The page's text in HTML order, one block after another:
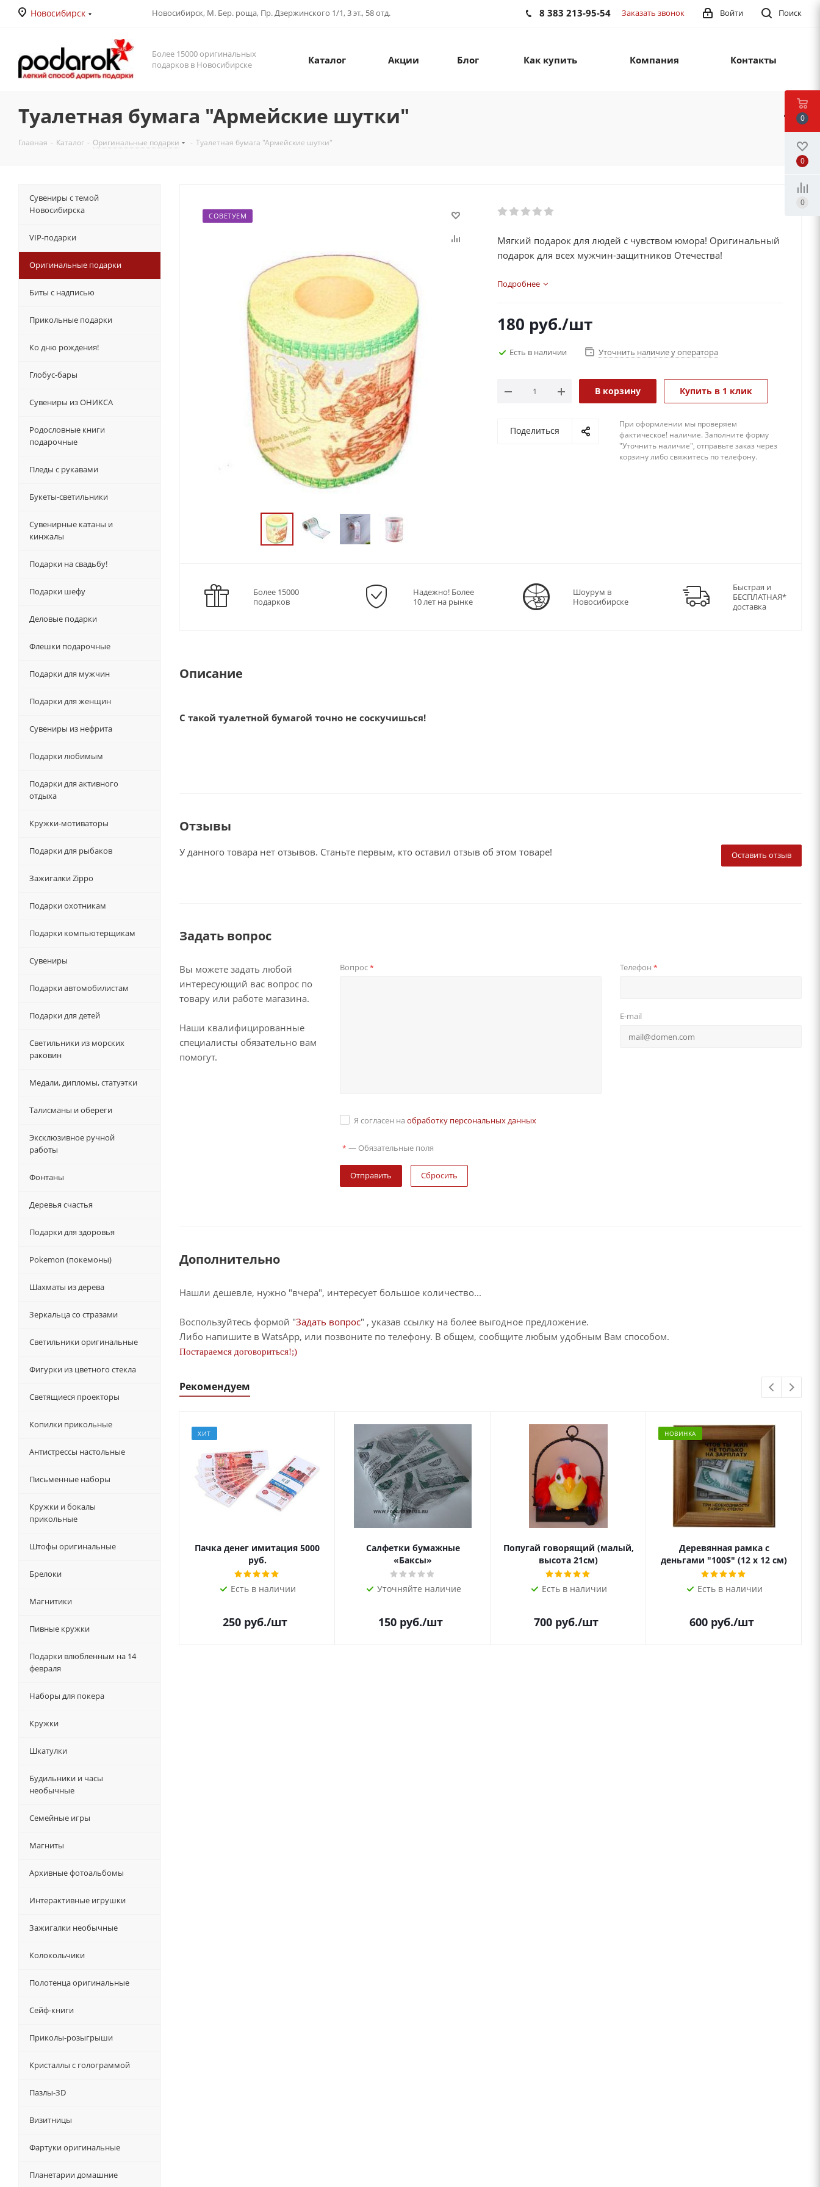
Новосибирск Новосибирск, М. Бер. роща, Пр. Дзержинского 1/1, 3 эт., 58 отд. Поиск
Войти
8 383 213-95-54 Заказать звонок
Более 15000 оригинальных
подарков в Новосибирске
Каталог Акции Блог Как купить Компания Контакты
Туалетная бумага "Армейские шутки"
Главная - Каталог - Оригинальные подарки - Туалетная бумага "Армейские шутки"
СОВЕТУЕМ
Мягкий подарок для людей с чувством юмора! Оригинальный
подарок для всех мужчин-защитников Отечества!
Подробнее
180 руб./шт
Есть в наличии Уточнить наличие у оператора
В корзину Купить в 1 клик
Поделиться
При оформлении мы проверяем
фактическое! наличие. 3аполните форму
"Уточнить наличие", отправьте заказ через
корзину либо свяжитесь по телефону.
Более 15000
подарков
Надежно! Более
10 лет на рынке
Шоурум в
Новосибирске
Быстрая и
БЕСПЛАТНАЯ*
доставка
Описание
С такой туалетной бумагой точно не соскучишься!
Отзывы
Оставить отзыв
У данного товара нет отзывов. Станьте первым, кто оставил отзыв об этом товаре!
Задать вопрос
Вы можете задать любой
интересующий вас вопрос по
товару или работе магазина.
Наши квалифицированные
специалисты обязательно вам
помогут.
Вопрос* Телефон *
E-mail
Я согласен на обработку персональных данных
* — Обязательные поля
Сбросить
Дополнительно
Нашли дешевле, нужно "вчера", интересует большое количество...
Воспользуйтесь формой "Задать вопрос" , указав ссылку на более выгодное предложение.
Либо напишите в WatsApp, или позвоните по телефону. В общем, сообщите любым удобным Вам способом.
Постараемся договориться!;)
Рекомендуем
ХИТ
Пачка денег имитация 5000
руб.
Есть в наличии
250 руб./шт
Салфетки бумажные
«Баксы»
Уточняйте наличие
150 руб./шт
Попугай говорящий (малый,
высота 21см)
Есть в наличии
700 руб./шт
НОВИНКА
Деревянная рамка с
деньгами "100$" (12 х 12 см)
Есть в наличии
600 руб./шт
Сувениры с темой
Новосибирска
VIP-подарки
Оригинальные подарки
Биты с надписью
Прикольные подарки
Ко дню рождения!
Глобус-бары
Сувениры из ОНИКСА
Родословные книги
подарочные
Пледы с рукавами
Букеты-светильники
Сувенирные катаны и
кинжалы
Подарки на свадьбу!
Подарки шефу
Деловые подарки
Флешки подарочные
Подарки для мужчин
Подарки для женщин
Сувениры из нефрита
Подарки любимым
Подарки для активного
отдыха
Кружки-мотиваторы
Подарки для рыбаков
Зажигалки Zippo
Подарки охотникам
Подарки компьютерщикам
Сувениры
Подарки автомобилистам
Подарки для детей
Светильники из морских
раковин
Медали, дипломы, статуэтки
Талисманы и обереги
Эксклюзивное ручной
работы
Фонтаны
Деревья счастья
Подарки для здоровья
Pokemon (покемоны)
Шахматы из дерева
Зеркальца со стразами
Светильники оригинальные
Фигурки из цветного стекла
Светящиеся проекторы
Копилки прикольные
Антистрессы настольные
Письменные наборы
Кружки и бокалы
прикольные
Штофы оригинальные
Брелоки
Магнитики
Пивные кружки
Подарки влюбленным на 14
февраля
Наборы для покера
Кружки
Шкатулки
Будильники и часы
необычные
Семейные игры
Магниты
Архивные фотоальбомы
Интерактивные игрушки
Зажигалки необычные
Колокольчики
Полотенца оригинальные
Сейф-книги
Приколы-розыгрыши
Кристаллы с голограммой
Пазлы-ЗD
Визитницы
Фартуки оригинальные
Планетарии домашние
0
0
0